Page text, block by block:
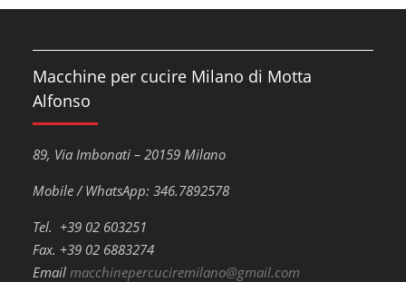
Macchine per cucire Milano di Motta
Alfonso
89, Via Imbonati – 20159 Milano
Mobile / WhatsApp: 346.7892578
Tel. +39 02 603251
Fax. +39 02 6883274
Emailmacchinepercuciremilano@gmail.com